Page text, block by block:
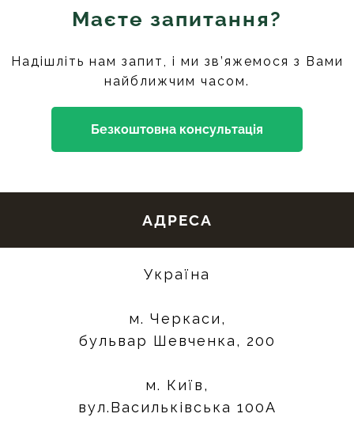
Маєте запитання?
Надішліть нам запит, і ми зв’яжемося з Вами
найближчим часом.
Безкоштовна консультація
АДРЕСА
Україна
м. Черкаси,
бульвар Шевченка, 200
м. Київ,
вул.Васильківська 100А